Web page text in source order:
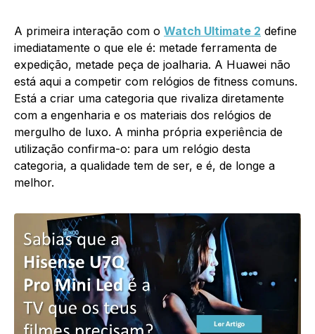
A primeira interação com o Watch Ultimate 2 define
imediatamente o que ele é: metade ferramenta de
expedição, metade peça de joalharia. A Huawei não
está aqui a competir com relógios de fitness comuns.
Está a criar uma categoria que rivaliza diretamente
com a engenharia e os materiais dos relógios de
mergulho de luxo. A minha própria experiência de
utilização confirma-o: para um relógio desta
categoria, a qualidade tem de ser, e é, de longe a
melhor.